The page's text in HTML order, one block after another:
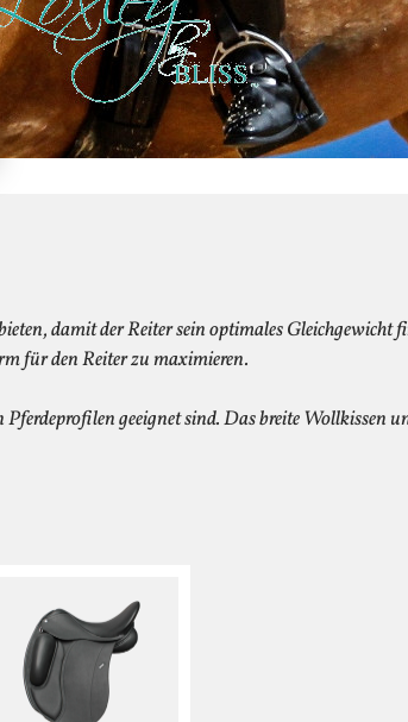
damit der Reiter sein optimales Gleichgewicht
für den Reiter zu maximieren.
geeignet sind. Das breite Wollkissen